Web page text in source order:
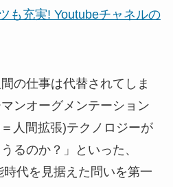
も充実! Youtubeチャネルの
の仕事は代替されてしま
ンオーグメンテーション
人間拡張)テクノロジーが
るのか？」といった、
代を見据えた問いを第一